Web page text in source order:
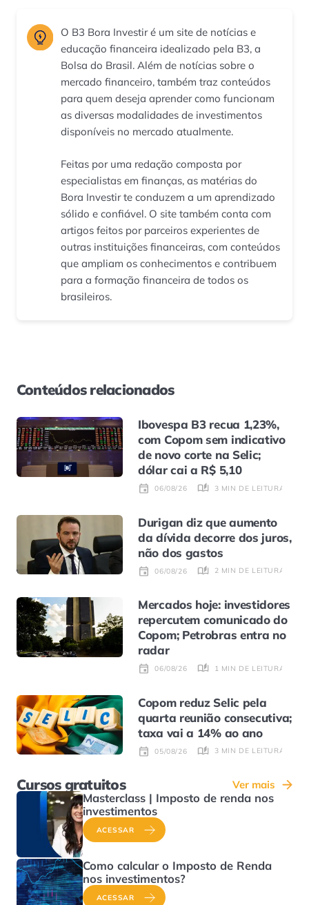
O B3 Bora Investir é um site de notícias e
educação financeira idealizado pela B3, a
Bolsa do Brasil. Além de notícias sobre o
mercado financeiro, também traz conteúdos
para quem deseja aprender como funcionam
as diversas modalidades de investimentos
disponíveis no mercado atualmente.
Feitas por uma redação composta por
especialistas em finanças, as matérias do
Bora Investir te conduzem a um aprendizado
sólido e confiável. O site também conta com
artigos feitos por parceiros experientes de
outras instituições financeiras, com conteúdos
que ampliam os conhecimentos e contribuem
para a formação financeira de todos os
brasileiros.
Conteúdos relacionados
Ibovespa B3 recua 1,23%,
com Copom sem indicativo
de novo corte na Selic;
dólar cai a R$ 5,10
06/08/26 3 MIN DE LEITURA
Durigan diz que aumento
da dívida decorre dos juros,
não dos gastos
06/08/26 2 MIN DE LEITURA
Mercados hoje: investidores
repercutem comunicado do
Copom; Petrobras entra no
radar
06/08/26 1 MIN DE LEITURA
Copom reduz Selic pela
quarta reunião consecutiva;
taxa vai a 14% ao ano
05/08/26 3 MIN DE LEITURA
Cursos gratuitos Ver mais
Masterclass | Imposto de renda nos
investimentos
ACESSAR
Como calcular o Imposto de Renda
nos investimentos?
ACESSAR